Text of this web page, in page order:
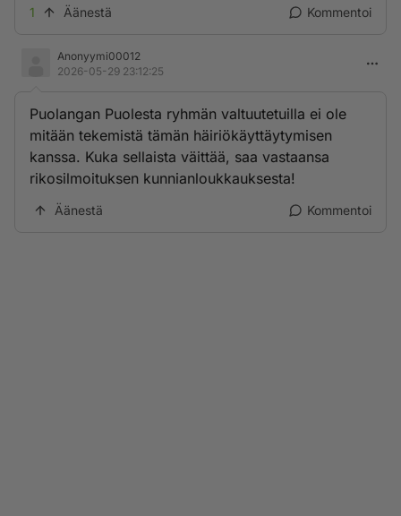
1 Äänestä Kommentoi
Anonyymi00012
2026-05-29 23:12:25
Puolangan Puolesta ryhmän valtuutetuilla ei ole
mitään tekemistä tämän häiriökäyttäytymisen
kanssa. Kuka sellaista väittää, saa vastaansa
rikosilmoituksen kunnianloukkauksesta!
Äänestä Kommentoi